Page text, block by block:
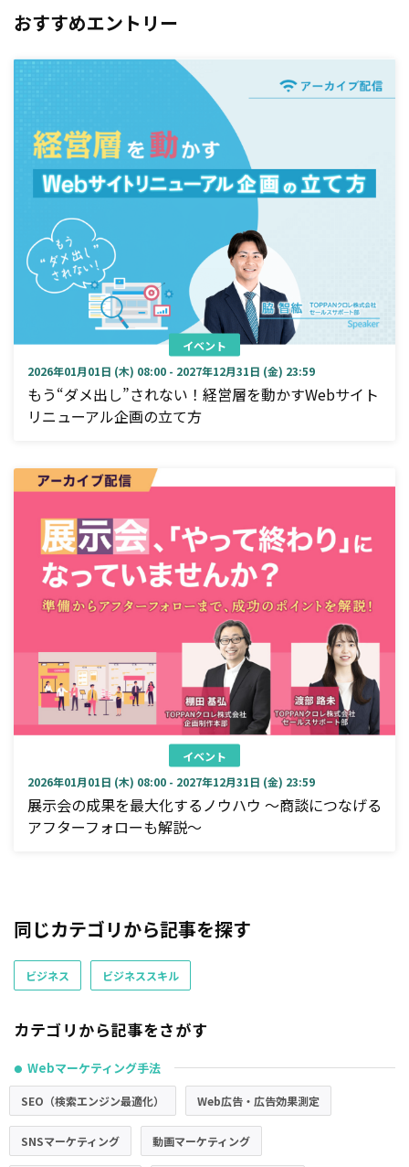
おすすめエントリー
イベント
2026年01月01日 (木) 08:00 - 2027年12月31日 (金) 23:59
もう“ダメ出し”されない！経営層を動かすWebサイト
リニューアル企画の立て方
イベント
2026年01月01日 (木) 08:00 - 2027年12月31日 (金) 23:59
展示会の成果を最大化するノウハウ ～商談につなげる
アフターフォローも解説～
同じカテゴリから記事を探す
ビジネス ビジネススキル
カテゴリから記事をさがす
● Webマーケティング手法
SEO（検索エンジン最適化） Web広告・広告効果測定
SNSマーケティング 動画マーケティング